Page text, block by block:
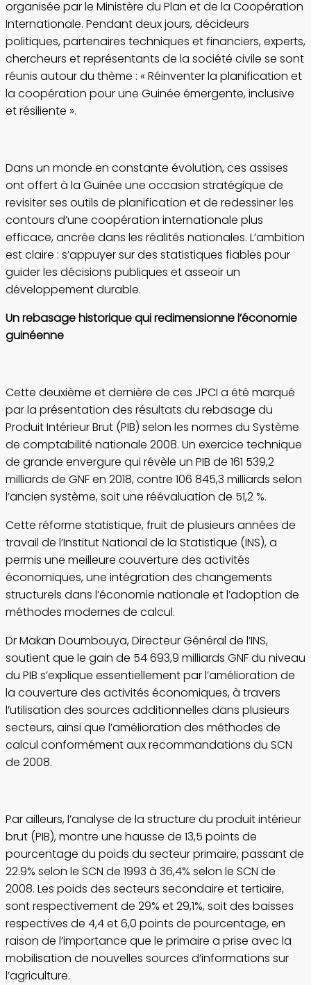
organisée par le Ministère du Plan et de la Coopération
Internationale. Pendant deux jours, décideurs
politiques, partenaires techniques et financiers, experts,
chercheurs et représentants de la société civile se sont
réunis autour du thème : « Réinventer la planification et
la coopération pour une Guinée émergente, inclusive
et résiliente ».
Dans un monde en constante évolution, ces assises
ont offert à la Guinée une occasion stratégique de
revisiter ses outils de planification et de redessiner les
contours d’une coopération internationale plus
efficace, ancrée dans les réalités nationales. L’ambition
est claire : s’appuyer sur des statistiques fiables pour
guider les décisions publiques et asseoir un
développement durable.
Un rebasage historique qui redimensionne l’économie
guinéenne
Cette deuxième et dernière de ces JPCI a été marqué
par la présentation des résultats du rebasage du
Produit Intérieur Brut (PIB) selon les normes du Système
de comptabilité nationale 2008. Un exercice technique
de grande envergure qui révèle un PIB de 161 539,2
milliards de GNF en 2018, contre 106 845,3 milliards selon
l’ancien système, soit une réévaluation de 51,2 %.
Cette réforme statistique, fruit de plusieurs années de
travail de l’Institut National de la Statistique (INS), a
permis une meilleure couverture des activités
économiques, une intégration des changements
structurels dans l’économie nationale et l’adoption de
méthodes modernes de calcul.
Dr Makan Doumbouya, Directeur Général de l’INS,
soutient que le gain de 54 693,9 milliards GNF du niveau
du PIB s’explique essentiellement par l’amélioration de
la couverture des activités économiques, à travers
l’utilisation des sources additionnelles dans plusieurs
secteurs, ainsi que l’amélioration des méthodes de
calcul conformément aux recommandations du SCN
de 2008.
Par ailleurs, l’analyse de la structure du produit intérieur
brut (PIB), montre une hausse de 13,5 points de
pourcentage du poids du secteur primaire, passant de
22.9% selon le SCN de 1993 à 36,4% selon le SCN de
2008. Les poids des secteurs secondaire et tertiaire,
sont respectivement de 29% et 29,1%, soit des baisses
respectives de 4,4 et 6,0 points de pourcentage, en
raison de l’importance que le primaire a prise avec la
mobilisation de nouvelles sources d’informations sur
l’agriculture.